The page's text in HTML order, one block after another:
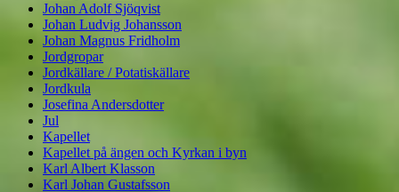
Johan Adolf Sjöqvist
Johan Ludvig Johansson
Johan Magnus Fridholm
Jordgropar
Jordkällare / Potatiskällare
Jordkula
Josefina Andersdotter
Jul
Kapellet
Kapellet på ängen och Kyrkan i byn
Karl Albert Klasson
Karl Johan Gustafsson